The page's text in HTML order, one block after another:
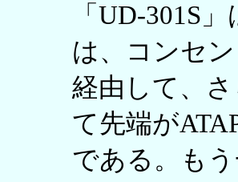
「UD-301S
は、コンセ
経由して、
て先端が
である。も